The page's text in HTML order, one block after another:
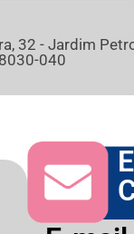
32 - Jardim
040